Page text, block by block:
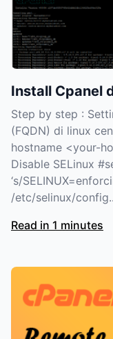
Install Cpanel
Step by step :
(FQDN) di linux
hostname <your-
Disable SELinux
‘s/
/etc/selinux/
Read in 1 minutes